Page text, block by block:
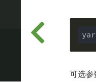
可选参